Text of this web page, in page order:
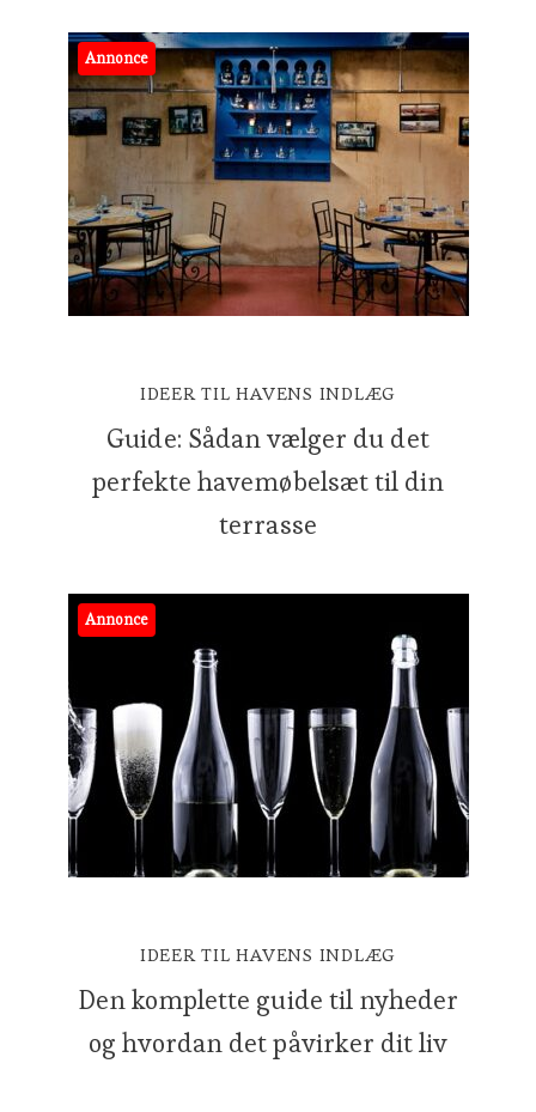
Annonce
IDEER TIL HAVENS INDLÆG
Guide: Sådan vælger du det
perfekte havemøbelsæt til din
terrasse
Annonce
IDEER TIL HAVENS INDLÆG
Den komplette guide til nyheder
og hvordan det påvirker dit liv